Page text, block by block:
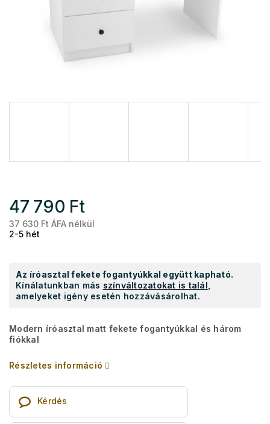
47 790 Ft
37 630 Ft ÁFA nélkül
2-5 hét
Az íróasztal fekete fogantyúkkal együtt kapható.
Kínálatunkban más színváltozatokat is talál
amelyeket igény esetén hozzávásárolhat.
Modern íróasztal matt fekete fogantyúkkal és három
fiókkal
Részletes információ
Kérdés